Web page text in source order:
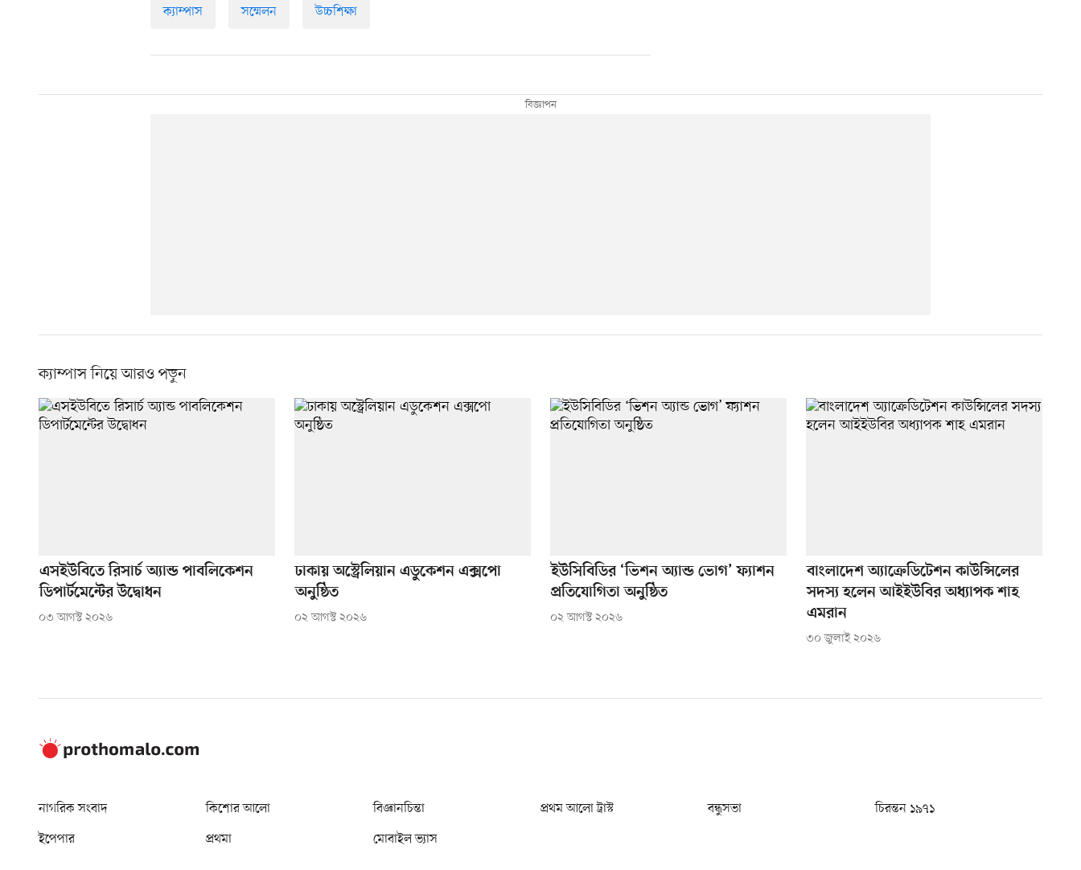
ক্যাম্পাস সম্মেলন উচ্চশিক্ষা
ক্যাম্পাস নিয়ে আরও পড়ুন
এসইউবিতে রিসার্চ অ্যান্ড পাবলিকেশন
ডিপার্টমেন্টের উদ্বোধন
০৩ আগস্ট ২০২৬
ঢাকায় অস্ট্রেলিয়ান এডুকেশন এক্সপো
অনুষ্ঠিত
০২ আগস্ট ২০২৬
ইউসিবিডির ‘ভিশন অ্যান্ড ভোগ’ ফ্যাশন
প্রতিযোগিতা অনুষ্ঠিত
০২ আগস্ট ২০২৬
বাংলাদেশ অ্যাক্রেডিটেশন কাউন্সিলের
সদস্য হলেন আইইউবির অধ্যাপক শাহ
এমরান
৩০ জুলাই ২০২৬
নাগরিক সংবাদ কিশোর আলো বিজ্ঞানচিন্তা প্রথম আলো ট্রাস্ট বন্ধুসভা
চিরন্তন ১৯৭১
ইপেপার
প্রথমা মোবাইল ভ্যাস